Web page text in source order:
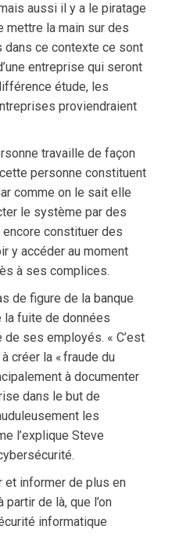
aussi il y a le piratage
mettre la main sur des
dans ce contexte ce sont
entreprise qui seront
étude, les
proviendraient
travaille de façon
personne constituent
comme on le sait elle
le système par des
constituer des
y accéder au moment
à ses complices.
de figure de la banque
la fuite de données
de ses employés. « C’est
créer la « fraude du
à documenter
dans le but de
les
l’explique Steve
et informer de plus en
partir de là, que l’on
informatique